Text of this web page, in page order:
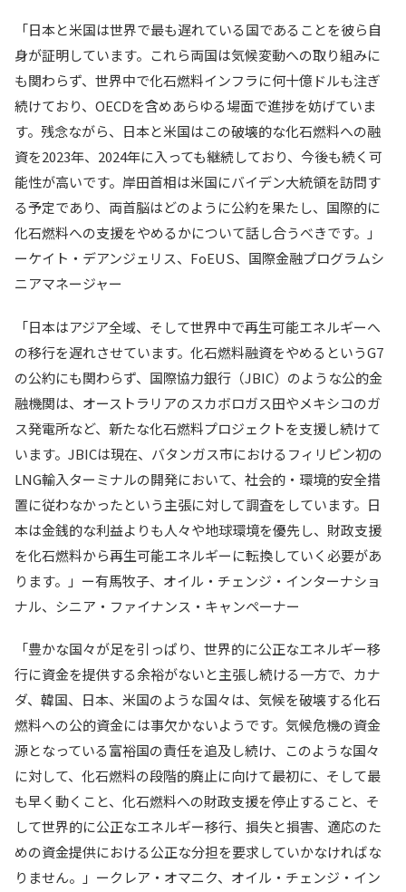
「日本と米国は世界で最も遅れている国であることを彼ら自
身が証明しています。これら両国は気候変動への取り組みに
も関わらず、世界中で化石燃料インフラに何十億ドルも注ぎ
続けており、OECDを含めあらゆる場面で進捗を妨げていま
す。残念ながら、日本と米国はこの破壊的な化石燃料への融
資を2023年、2024年に入っても継続しており、今後も続く可
能性が高いです。岸田首相は米国にバイデン大統領を訪問す
る予定であり、両首脳はどのように公約を果たし、国際的に
化石燃料への支援をやめるかについて話し合うべきです。」
ーケイト・デアンジェリス、FoEUS、国際金融プログラムシ
ニアマネージャー
「日本はアジア全域、そして世界中で再生可能エネルギーへ
の移行を遅れさせています。化石燃料融資をやめるというG7
の公約にも関わらず、国際協力銀行（JBIC）のような公的金
融機関は、オーストラリアのスカボロガス田やメキシコのガ
ス発電所など、新たな化石燃料プロジェクトを支援し続けて
います。JBICは現在、バタンガス市におけるフィリピン初の
LNG輸入ターミナルの開発において、社会的・環境的安全措
置に従わなかったという主張に対して調査をしています。日
本は金銭的な利益よりも人々や地球環境を優先し、財政支援
を化石燃料から再生可能エネルギーに転換していく必要があ
ります。」ー有馬牧子、オイル・チェンジ・インターナショ
ナル、シニア・ファイナンス・キャンペーナー
「豊かな国々が足を引っぱり、世界的に公正なエネルギー移
行に資金を提供する余裕がないと主張し続ける一方で、カナ
ダ、韓国、日本、米国のような国々は、気候を破壊する化石
燃料への公的資金には事欠かないようです。気候危機の資金
源となっている富裕国の責任を追及し続け、このような国々
に対して、化石燃料の段階的廃止に向けて最初に、そして最
も早く動くこと、化石燃料への財政支援を停止すること、そ
して世界的に公正なエネルギー移行、損失と損害、適応のた
めの資金提供における公正な分担を要求していかなければな
りません。」ークレア・オマニク、オイル・チェンジ・イン